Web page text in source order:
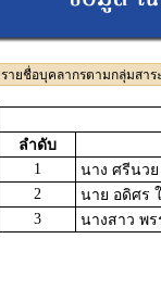
รายชื่อบุคลากรตามกลุ่มสา
ลำดับ
1
นาง ศรีนว
2
นาย อดิศร
3
นางสาว พ